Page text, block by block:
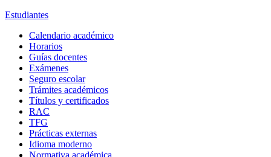
Estudiantes
Calendario académico
Horarios
Guías docentes
Exámenes
Seguro escolar
Trámites académicos
Títulos y certificados
RAC
TFG
Prácticas externas
Idioma moderno
Normativa académica